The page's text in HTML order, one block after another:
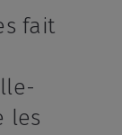
fait
les